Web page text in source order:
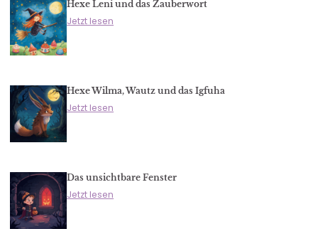
Hexe Leni und das Zauberwort
Jetzt lesen
Hexe Wilma, Wautz und das Igfuha
Jetzt lesen
Das unsichtbare Fenster
Jetzt lesen